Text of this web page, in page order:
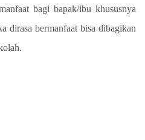
bagi bapak/ibu khususnya
dirasa bermanfaat bisa dibagikan